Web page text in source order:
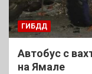
ГИБДД
Автобус с
на Ямале